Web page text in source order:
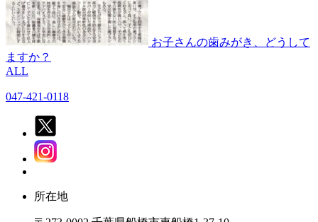
お子さんの歯みがき、どうして
ますか？
ALL
047-421-0118
所在地